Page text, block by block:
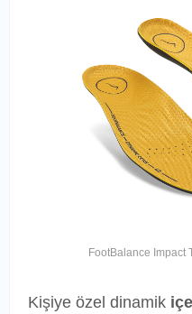
FootBalance Impact
Kişiye özel dinamik